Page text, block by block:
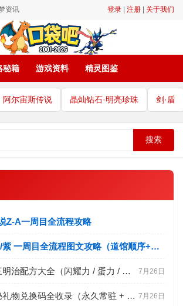
资讯 登录 注册 关于我们
秘籍 游戏资料 精灵图鉴
阿尔宙斯传说 晶灿钻石·明亮珍珠 剑·盾
搜索
Z-A一周目全流程攻略
宝可梦 朱/紫 一周目全流程图文攻略（道馆顺序+宝主挑战）
宝可梦朱紫 全三明治配方大全（闪耀力 / 蛋力 / 遭遇力分级 + 食材点位） 7月26日
宝可梦朱紫 神秘礼物兑换码全收录（永久常驻 + 限时配信 + 联网直领教程） 7月26日